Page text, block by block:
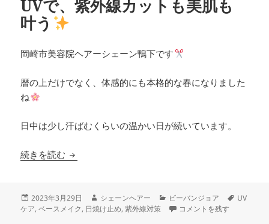
UVで、紫外線カットも美肌も
叶う
岡崎市美容院ヘアーシェーン鴨下です
暦の上だけでなく、体感的にも本格的な春になりました
ね
日中は少し汗ばむくらいの温かい日が続いています。
続きを読む 日焼け止め効果だけじゃない！肌をキレイに魅
投
稿
2023年3月29日
作
成
シェーンヘアー
カ
テ
ビーバンジョア
タ
UV
ケア,ベースメイク, 日焼け止め,紫外線対策 日焼け止め効果だけじゃ
コメントを残す